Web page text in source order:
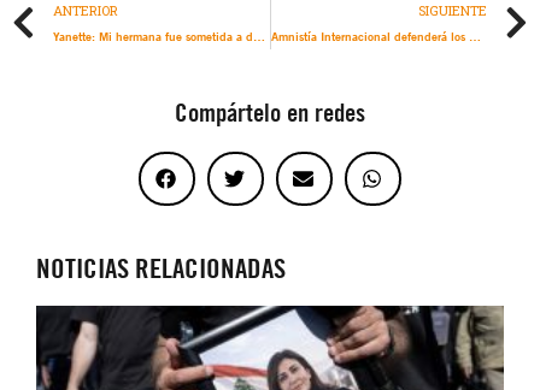
ANTERIOR
Yanette: Mi hermana fue sometida a desaparición forzada por el ejército de Colombia
SIGUIENTE
Amnistía Internacional defenderá los derechos humanos durante el segundo mandato del presidente electo Trump
Compártelo en redes
NOTICIAS RELACIONADAS